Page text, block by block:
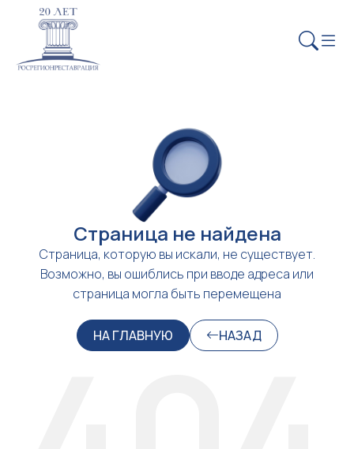
Страница не найдена
Страница, которую вы искали, не существует.
Возможно, вы ошиблись при вводе адреса или
страница могла быть перемещена
НА ГЛАВНУЮ НАЗАД